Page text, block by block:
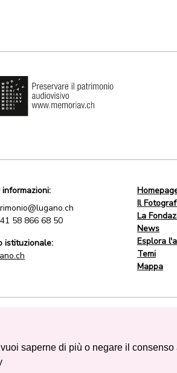
informazioni:
58 866 68 50
istituzionale:
Il
La
News
Esplora
Temi
Mappa
saperne di più o negare il consenso